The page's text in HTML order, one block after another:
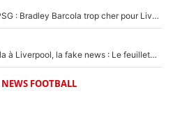
EXCLU - Mercato - PSG : Bradley Barcola trop cher pour Liverpool
PSG - Bradley Barcola à Liverpool, la fake news : Le feuilleton continue !
NEWS FOOTBALL